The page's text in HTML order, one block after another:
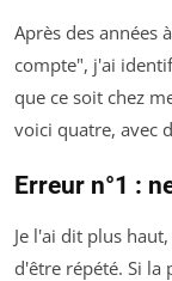
Après des années
compte", j'ai
que ce soit chez
voici quatre, avec
Erreur n°1 :
Je l'ai dit plus
d'être répété. Si la